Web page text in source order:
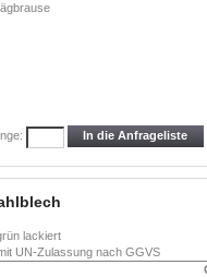
In die Anfrageliste
lackiert
UN-Zulassung nach GGVS